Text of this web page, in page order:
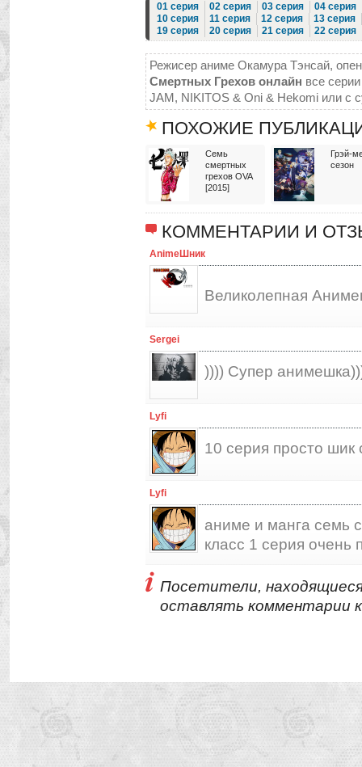
01 серия 02 серия 03 серия
04 серия
10 серия
11 серия 12 серия
13 серия
19 серия
20 серия 21 серия 22 серия
Режисер аниме Окамура Тэнсай,
Смертных Грехов онлайн все
JAM, NIKITOS & Oni & Hekomi или с
ПОХОЖИЕ
Семь
смертных
грехов OVA
[2015]
Грэй-
сезон
КОММЕНТАРИИ И
AnimeШник
Великолепная
Sergei
)))) Супер
Lyfi
10 серия просто
Lyfi
аниме и манга семь
класс 1 серия очень
Посетители,
оставлять комментарии